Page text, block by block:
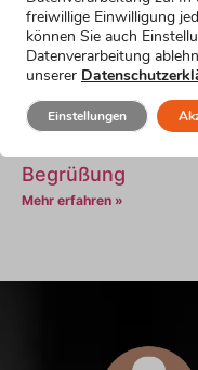
Mehr erfahren »
Einstieg mit Datum
Mehr erfahren »
Einstieg für
Mehr erfahren »
Einstieg für kurze
Begrüßung
Mehr erfahren »
freiwillige Einwilligung
können Sie auch
Datenverarbeitung
unserer
Einstellungen